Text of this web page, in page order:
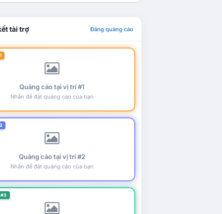
tài trợ Đăng quảng cáo
Quảng cáo tại vị trí #1
Nhấn để đặt quảng cáo của bạn
Quảng cáo tại vị trí #2
Nhấn để đặt quảng cáo của bạn